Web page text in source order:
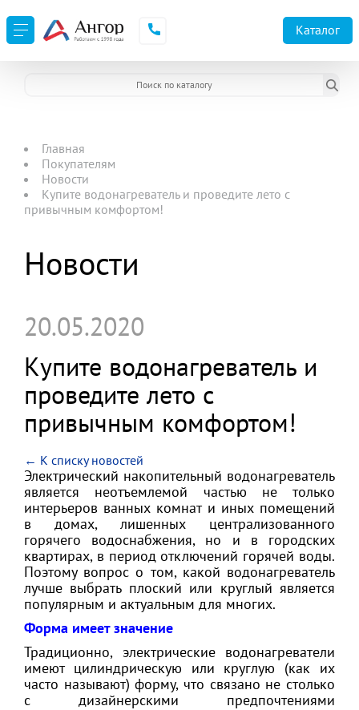
Каталог
Главная
Покупателям
Новости
Купите водонагреватель и проведите лето с
привычным комфортом!
Новости
20.05.2020
Купите водонагреватель и
проведите лето с
привычным комфортом!
← К списку новостей
Электрический накопительный водонагреватель
является неотъемлемой частью не только
интерьеров ванных комнат и иных помещений
в домах, лишенных централизованного
горячего водоснабжения, но и в городских
квартирах, в период отключений горячей воды.
Поэтому вопрос о том, какой водонагреватель
лучше выбрать плоский или круглый является
популярным и актуальным для многих.
Форма имеет значение
Традиционно, электрические водонагреватели
имеют цилиндрическую или круглую (как их
часто называют) форму, что связано не столько
с дизайнерскими предпочтениями